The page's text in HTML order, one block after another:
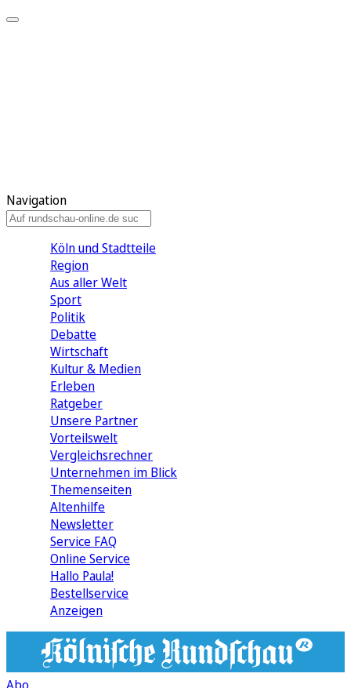
Navigation
Köln und Stadtteile
Region
Aus aller Welt
Sport
Politik
Debatte
Wirtschaft
Kultur & Medien
Erleben
Ratgeber
Unsere Partner
Vorteilswelt
Vergleichsrechner
Unternehmen im Blick
Themenseiten
Altenhilfe
Newsletter
Service FAQ
Online Service
Hallo Paula!
Bestellservice
Anzeigen